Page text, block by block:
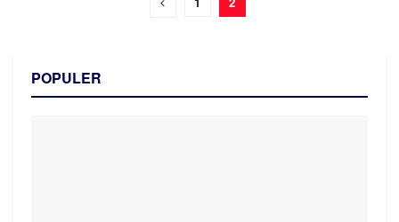
POPULER